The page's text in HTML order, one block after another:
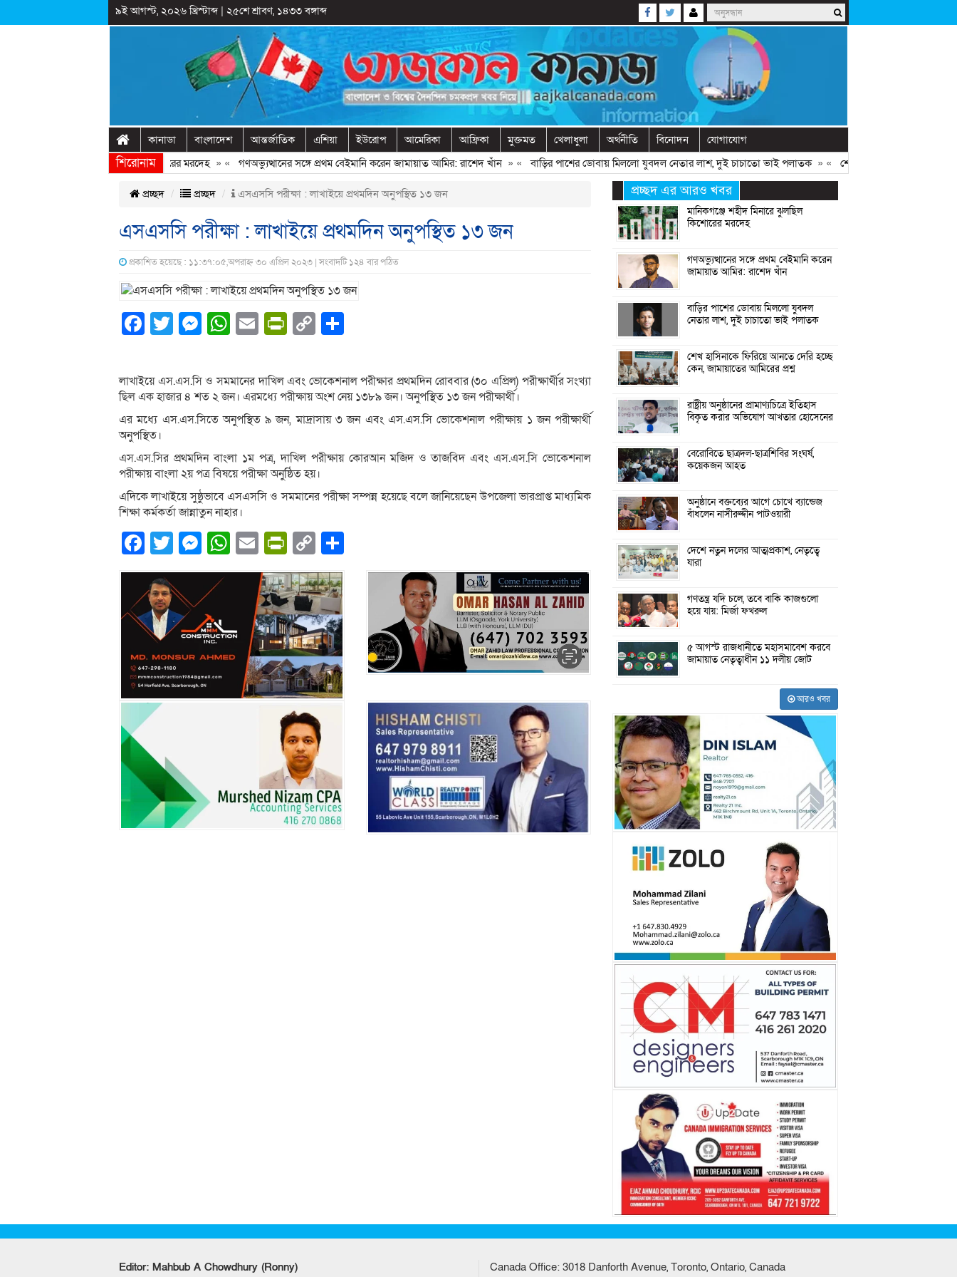
৯ই আগস্ট, ২০২৬ খ্রিস্টাব্দ| ২৫শে শ্রাবণ, ১৪৩৩ বঙ্গাব্দ
কানাডা বাংলাদেশ আন্তর্জাতিক এশিয়া ইউরোপ আমেরিকা আফ্রিকা মুক্তমত খেলাধুলা অর্থনীতি বিনোদন যোগাযোগ
শিরোনাম
মানিকগঞ্জে শহীদ মিনারে ঝুলছিল কিশোরের মরদেহ» « গণঅভ্যুত্থানের সঙ্গে প্রথম বেইমানি করেন জামায়াত আমির: রাশেদ খাঁন » « বাড়ির পাশের ডোবায় মিললো যুবদল নেতার লাশ, দুই চাচাতো ভাই পলাতক» « শেখ হাসিনাকে ফিরিয়ে আনতে
প্রচ্ছদ প্রচ্ছদ এসএসসি পরীক্ষা : লাখাইয়ে প্রথমদিন অনুপস্থিত ১৩ জন
এসএসসি পরীক্ষা : লাখাইয়ে প্রথমদিন অনুপস্থিত ১৩ জন
প্রকাশিত হয়েছে : ১১:৩৭:০৫,অপরাহ্ন ৩০ এপ্রিল ২০২৩ | সংবাদটি ১২৪ বার পঠিত
Facebook
Twitter
Messenger
WhatsApp
EmailPrintFriendly
Copy
লাখাইয়ে এস.এস.সি ও সমমানের দাখিল এবং ভোকেশনাল পরীক্ষার প্রথমদিন রোববার (৩০ এপ্রিল) পরীক্ষার্থীর সংখ্যা
ছিল এক হাজার ৪ শত ২ জন। এরমধ্যে পরীক্ষায় অংশ নেয় ১৩৮৯ জন। অনুপস্থিত ১৩ জন পরীক্ষার্থী।
এর মধ্যে এস.এস.সিতে অনুপস্থিত ৯ জন, মাদ্রাসায় ৩ জন এবং এস.এস.সি ভোকেশনাল পরীক্ষায় ১ জন পরীক্ষার্থী
অনুপস্থিত।
এস.এস.সির প্রথমদিন বাংলা ১ম পত্র, দাখিল পরীক্ষায় কোরআন মজিদ ও তাজবিদ এবং এস.এস.সি ভোকেশনাল
পরীক্ষায় বাংলা ২য় পত্র বিষয়ে পরীক্ষা অনুষ্ঠিত হয়।
এদিকে লাখাইয়ে সুষ্ঠুভাবে এসএসসি ও সমমানের পরীক্ষা সম্পন্ন হয়েছে বলে জানিয়েছেন উপজেলা ভারপ্রাপ্ত মাধ্যমিক
শিক্ষা কর্মকর্তা জান্নাতুন নাহার।
Facebook
Twitter
Messenger
WhatsApp
EmailPrintFriendly
Copy
Link
প্রচ্ছদ এর আরও খবর
মানিকগঞ্জে শহীদ মিনারে ঝুলছিল
কিশোরের মরদেহ
গণঅভ্যুত্থানের সঙ্গে প্রথম বেইমানি করেন
জামায়াত আমির: রাশেদ খাঁন
বাড়ির পাশের ডোবায় মিললো যুবদল
নেতার লাশ, দুই চাচাতো ভাই পলাতক
শেখ হাসিনাকে ফিরিয়ে আনতে দেরি হচ্ছে
কেন, জামায়াতের আমিরের প্রশ্ন
রাষ্ট্রীয় অনুষ্ঠানের প্রামাণ্যচিত্রে ইতিহাস
বিকৃত করার অভিযোগ আখতার হোসেনের
বেরোবিতে ছাত্রদল-ছাত্রশিবির সংঘর্ষ,
কয়েকজন আহত
অনুষ্ঠানে বক্তব্যের আগে চোখে ব্যান্ডেজ
বাঁধলেন নাসীরুদ্দীন পাটওয়ারী
দেশে নতুন দলের আত্মপ্রকাশ, নেতৃত্বে
যারা
গণতন্ত্র যদি চলে, তবে বাকি কাজগুলো
হয়ে যায়: মির্জা ফখরুল
৫ আগস্ট রাজধানীতে মহাসমাবেশ করবে
জামায়াত নেতৃত্বাধীন ১১ দলীয় জোট
আরও খবর
Editor: Mahbub A Chowdhury (Ronny)
Canada Office: 3018 Danforth Avenue, Toronto, Ontario, Canada